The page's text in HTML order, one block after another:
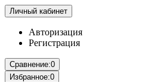
Личный кабинет
Авторизация
Регистрация
Сравнение:0
Избранное:0